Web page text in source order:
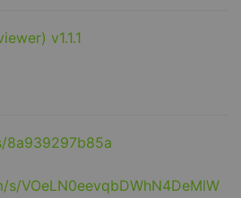
8a939297b85a
VOeLN0eevqbDWhN4DeMlW